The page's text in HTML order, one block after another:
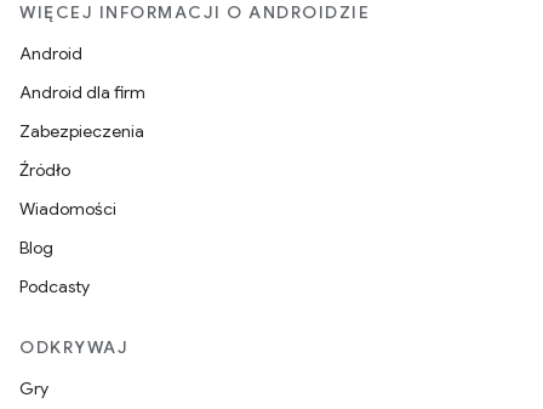
WIĘCEJ INFORMACJI O ANDROIDZIE
Android
Android dla firm
Zabezpieczenia
Źródło
Wiadomości
Blog
Podcasty
ODKRYWAJ
Gry